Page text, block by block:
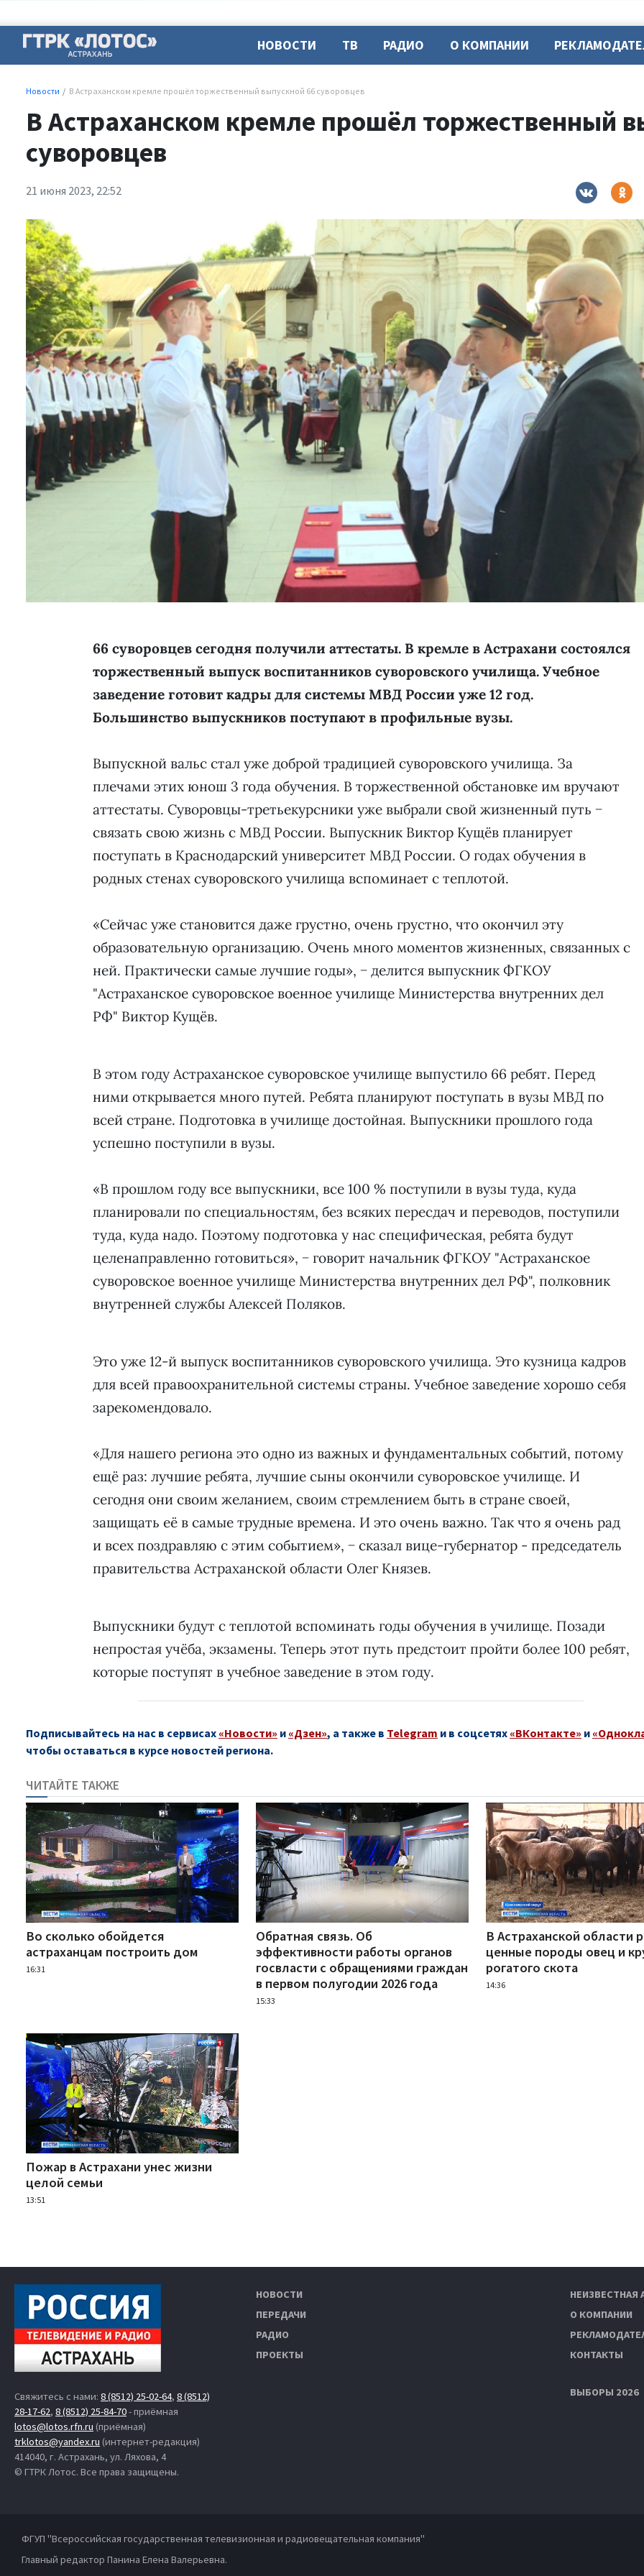
НОВОСТИ ТВ РАДИО О КОМПАНИИ
Новости В Астраханском кремле прошёл торжественный выпускной 66 суворовцев
В Астраханском кремле прошёл торжественный
суворовцев
21 июня 2023, 22:52
66 суворовцев сегодня получили аттестаты. В кремле в Астрахани состоялся
торжественный выпуск воспитанников суворовского училища. Учебное
заведение готовит кадры для системы МВД России уже 12 год.
Большинство выпускников поступают в профильные вузы.
Выпускной вальс стал уже доброй традицией суворовского училища. За
плечами этих юнош 3 года обучения. В торжественной обстановке им вручают
аттестаты. Суворовцы-третьекурсники уже выбрали свой жизненный путь −
связать свою жизнь с МВД России. Выпускник Виктор Кущёв планирует
поступать в Краснодарский университет МВД России. О годах обучения в
родных стенах суворовского училища вспоминает с теплотой.
«Сейчас уже становится даже грустно, очень грустно, что окончил эту
образовательную организацию. Очень много моментов жизненных, связанных с
ней. Практически самые лучшие годы», − делится выпускник ФГКОУ
"Астраханское суворовское военное училище Министерства внутренних дел
РФ" Виктор Кущёв.
В этом году Астраханское суворовское училище выпустило 66 ребят. Перед
ними открывается много путей. Ребята планируют поступать в вузы МВД по
всей стране. Подготовка в училище достойная. Выпускники прошлого года
успешно поступили в вузы.
«В прошлом году все выпускники, все 100 % поступили в вузы туда, куда
планировали по специальностям, без всяких пересдач и переводов, поступили
туда, куда надо. Поэтому подготовка у нас специфическая, ребята будут
целенаправленно готовиться», − говорит начальник ФГКОУ "Астраханское
суворовское военное училище Министерства внутренних дел РФ", полковник
внутренней службы Алексей Поляков.
Это уже 12-й выпуск воспитанников суворовского училища. Это кузница кадров
для всей правоохранительной системы страны. Учебное заведение хорошо себя
зарекомендовало.
«Для нашего региона это одно из важных и фундаментальных событий, потому
ещё раз: лучшие ребята, лучшие сыны окончили суворовское училище. И
сегодня они своим желанием, своим стремлением быть в стране своей,
защищать её в самые трудные времена. И это очень важно. Так что я очень рад
и всех поздравляю с этим событием», − сказал вице-губернатор - председатель
правительства Астраханской области Олег Князев.
Выпускники будут с теплотой вспоминать годы обучения в училище. Позади
непростая учёба, экзамены. Теперь этот путь предстоит пройти более 100 ребят,
которые поступят в учебное заведение в этом году.
Подписывайтесь на нас в сервисах «Новости» и «Дзен», а также в Telegram и в соцсетях «ВКонтакте» и
чтобы оставаться в курсе новостей региона.
ЧИТАЙТЕ ТАКЖЕ
Во сколько обойдется
астраханцам построить дом
16:31
Обратная связь. Об
эффективности работы органов
госвласти с обращениями граждан
в первом полугодии 2026 года
15:33
В Астраханской области
ценные породы овец и
рогатого скота
14:36
Пожар в Астрахани унес жизни
целой семьи
13:51
Свяжитесь с нами: 8 (8512) 25-02-64, 8 (8512)
28-17-62, 8 (8512) 25-84-70- приёмная
lotos@lotos.rfn.ru (приёмная)
trklotos@yandex.ru (интернет-редакция)
414040, г. Астрахань, ул. Ляхова, 4
© ГТРК Лотос. Все права защищены.
НОВОСТИ
ПЕРЕДАЧИ
РАДИО
ПРОЕКТЫ
НЕИЗВЕСТНАЯ
О КОМПАНИИ
КОНТАКТЫ
ВЫБОРЫ 2026
ФГУП "Всероссийская государственная телевизионная и радиовещательная компания"
Главный редактор Панина Елена Валерьевна.